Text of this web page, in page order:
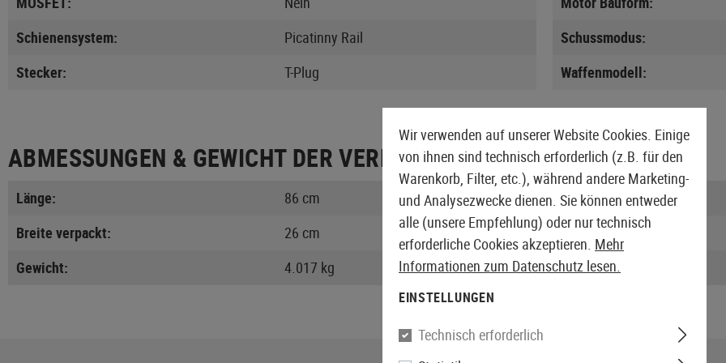
Schienensystem:
Picatinny Rail
Schussmodus:
Stecker:
T-Plug Waffenmodell:
ABMESSUNGEN & GEWICHT DER VERPACKUNG
Länge: 86 cm
Länge verpackt:
Breite verpackt:
26 cm
Höhe verpackt:
Gewicht:
4.017 kg Gewicht verpackt:
Wir verwenden auf unserer Website Cookies. Einige
von ihnen sind technisch erforderlich (z.B. für den
Warenkorb, Filter, etc.), während andere Marketing-
und Analysezwecke dienen. Sie können entweder
alle (unsere Empfehlung) oder nur technisch
erforderliche Cookies akzeptieren. Mehr
Informationen zum Datenschutz lesen.
EINSTELLUNGEN
Technisch erforderlich